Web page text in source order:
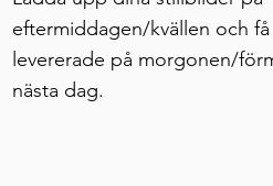
eftermiddagen/kvällen och
levererade på morgonen/
nästa dag.